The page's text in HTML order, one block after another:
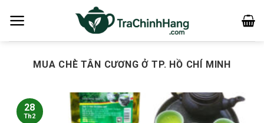
qua
MUA CHÈ TÂN CƯƠNG Ở TP. HỒ CHÍ MINH
28
Th2